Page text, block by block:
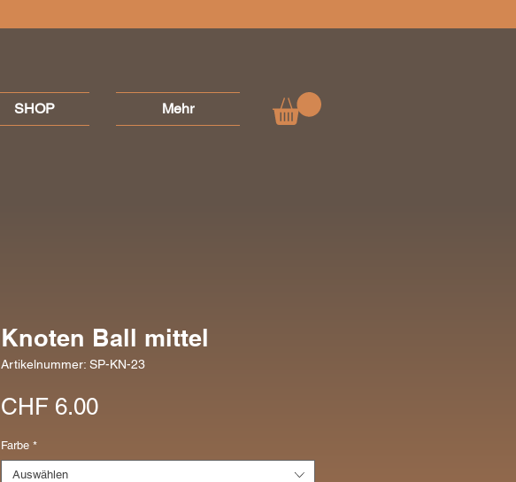
SHOP Mehr
Knoten Ball mittel
Artikelnummer: SP-KN-23
CHF 6.00Preis
Farbe *
Auswählen